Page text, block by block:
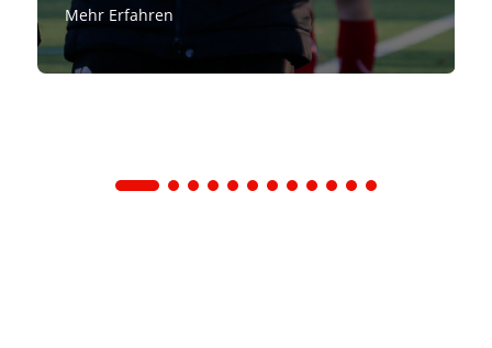
Mehr Erfahren